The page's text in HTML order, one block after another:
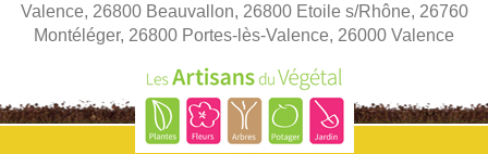
Valence, 26800 Beauvallon, 26800 Etoile s/Rhône, 26760
Montéléger, 26800 Portes-lès-Valence, 26000 Valence